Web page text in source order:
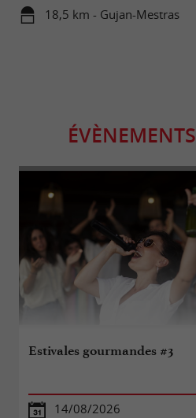
18,5 km - Gujan-Mestras
ÉVÈNEMENTS
Estivales gourmandes #3
14/08/2026